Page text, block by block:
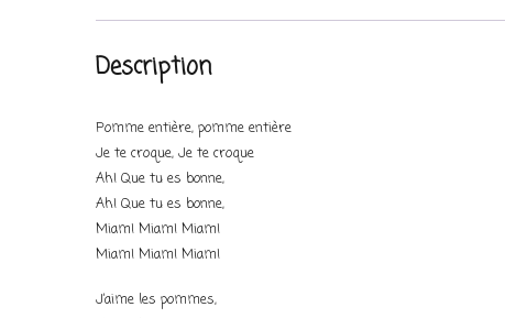
Description
Pomme entière, pomme entière
Je te croque, Je te croque
Ah! Que tu es bonne,
Ah! Que tu es bonne,
Miam! Miam! Miam!
Miam! Miam! Miam!
J’aime les pommes,